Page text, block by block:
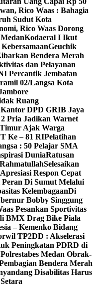
Rico Waas : Bahagia
Sudut Kota
Rico Waas Dorong
Kodaeral I Ikut
Geuchik
Bendera Merah
dan Pelayanan
Percantik Jembatan
02/Langsa Kota
Ruang
Kantor DPD GRIB Jaya
Pria Jadikan Warnet
Ajak Warga
Ke – 81 RIPelatihan
: 50 Pelajar SMA
DuniaRatusan
Selesaikan
Respon Cepat
Di Sumut Melalui
KelembagaanDi
Bobby Singgung
Pesankan Sportivitas
BMX Drag Bike Piala
– Kemenko Bidang
TP2DD : Akselerasi
Peningkatan PDRD di
Medan Obrak-
Bendera Merah
Disabilitas Harus